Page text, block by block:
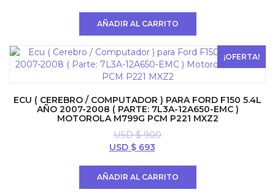
era:
$ 900.
es:
$ 799.
AÑADIR AL CARRITO
¡OFERTA!
ECU ( CEREBRO / COMPUTADOR ) PARA FORD F150 5.4L
AÑO 2007-2008 ( PARTE: 7L3A-12A650-EMC )
MOTOROLA M799G PCM P221 MXZ2
USD $900
El
era:
USD $693El
es:
AÑADIR AL CARRITO